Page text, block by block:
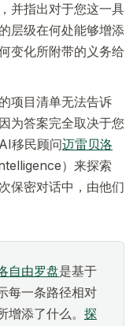
并指出对于您这一具
层级在何处能够增添
变化所附带的义务给
项目清单无法告诉
为答案完全取决于您
移民顾问迈雷贝洛
）来探索
保密对话中，由他们
自由罗盘是基于
每一条路径相对
添了什么。 探